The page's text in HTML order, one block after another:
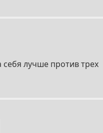
себя лучше против трех